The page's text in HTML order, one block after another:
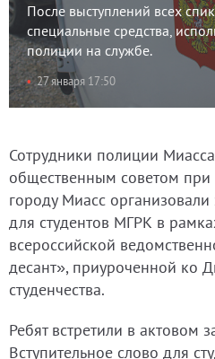
После выступлений всех
специальные средства,
полиции на службе.
27 января 17:50
Сотрудники полиции
общественным советом
городу Миасс организовали
для студентов МГРК в
всероссийской
десант», приуроченной ко
студенчества.
Ребят встретили в актовом
Вступительное слово для